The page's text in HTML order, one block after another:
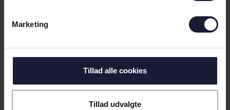
Marketing
Tillad alle cookies
Tillad udvalgte